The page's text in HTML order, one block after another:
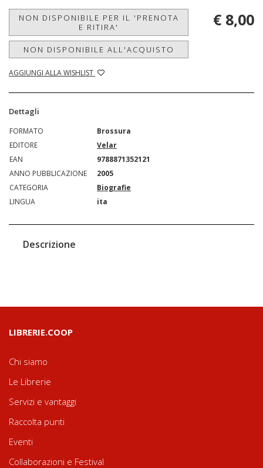
NON DISPONIBILE PER IL 'PRENOTA
E RITIRA'
NON DISPONIBILE ALL'ACQUISTO
AGGIUNGI ALLA WISHLIST
€ 8,00
Dettagli
FORMATO
Brossura
EDITORE
Velar
EAN
9788871352121
ANNO PUBBLICAZIONE
2005
CATEGORIA
Biografie
LINGUA
ita
Descrizione
LIBRERIE.COOP
Chi siamo
Le Librerie
Servizi e vantaggi
Raccolta punti
Eventi
Collaborazioni e Festival